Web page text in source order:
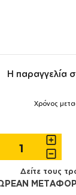
Η παραγγελία
Χρόνος
Δείτε τους